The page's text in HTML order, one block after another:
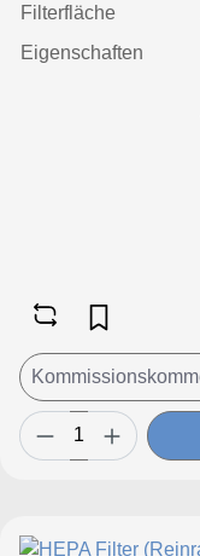
Filterfläche
Eigenschaften